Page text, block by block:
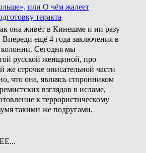
или О чём жалеет
теракта
она живёт в Кинешме и ни разу
Впереди ещё 4 года заключения в
колонии. Сегодня мы
русской женщиной, про
же строчке описательной части
что она, являясь сторонником
взглядов в исламе,
к террористическому
такими же подругами.